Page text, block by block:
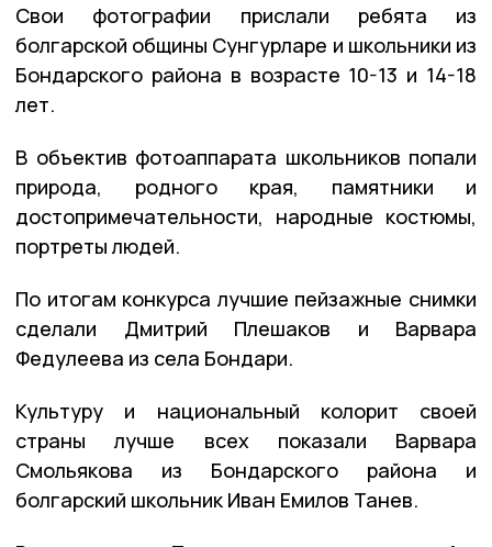
Свои фотографии прислали ребята из
болгарской общины Сунгурларе и школьники из
Бондарского района в возрасте 10-13 и 14-18
лет.
В объектив фотоаппарата школьников попали
природа, родного края, памятники и
достопримечательности, народные костюмы,
портреты людей.
По итогам конкурса лучшие пейзажные снимки
сделали Дмитрий Плешаков и Варвара
Федулеева из села Бондари.
Культуру и национальный колорит своей
страны лучше всех показали Варвара
Смольякова из Бондарского района и
болгарский школьник Иван Емилов Танев.